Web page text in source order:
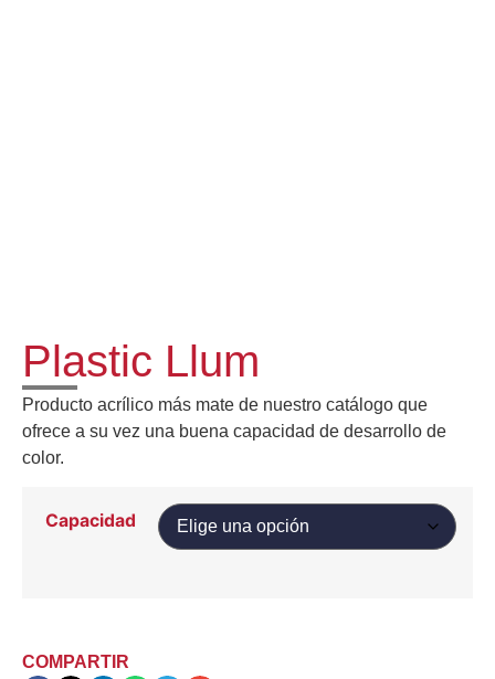
Plastic Llum
Producto acrílico más mate de nuestro catálogo que
ofrece a su vez una buena capacidad de desarrollo de
color.
Capacidad
COMPARTIR